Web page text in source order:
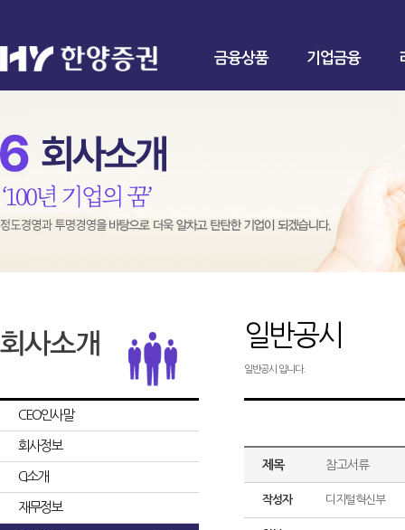
금융상품 기업금융
CEO인사말
회사정보
CI소개
재무정보
일반공시
일반공시 입니다.
제목 참고서류
작성자 디지털혁신부